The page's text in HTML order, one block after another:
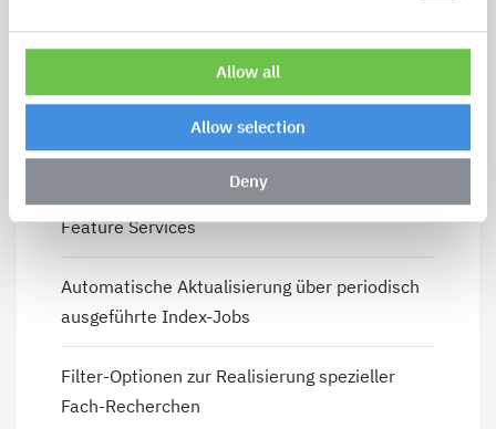
Allow all
Allow selection
Deny
Unabhängigkeit von den Original-Suchdaten
durch indexbasierten Ansatz
Servicebasierte Übernahme aller
Objektinformationen über ArcGIS Server
Feature Services
Automatische Aktualisierung über periodisch
ausgeführte Index-Jobs
Filter-Optionen zur Realisierung spezieller
Fach-Recherchen